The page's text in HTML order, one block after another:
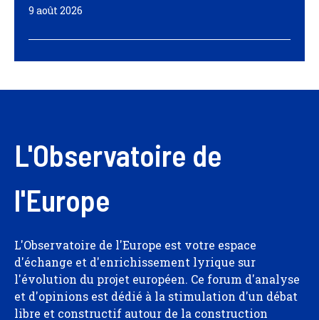
9 août 2026
L'Observatoire de
l'Europe
L'Observatoire de l'Europe est votre espace
d'échange et d'enrichissement lyrique sur
l'évolution du projet européen. Ce forum d'analyse
et d'opinions est dédié à la stimulation d'un débat
libre et constructif autour de la construction